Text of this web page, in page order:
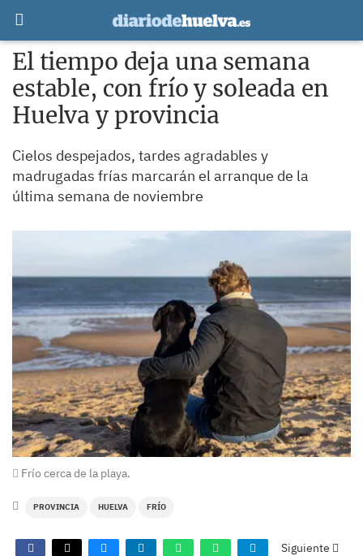
El tiempo deja una semana
estable, con frío y soleada en
Huelva y provincia
Cielos despejados, tardes agradables y
madrugadas frías marcarán el arranque de la
última semana de noviembre
Frío cerca de la playa.
PROVINCIA HUELVA FRÍO
Siguiente